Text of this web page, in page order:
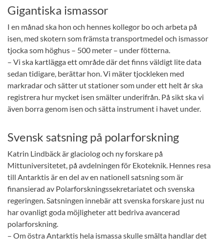
Gigantiska ismassor
I en månad ska hon och hennes kollegor bo och arbeta på
isen, med skotern som främsta transportmedel och ismassor
tjocka som höghus – 500 meter – under fötterna.
– Vi ska kartlägga ett område där det finns väldigt lite data
sedan tidigare, berättar hon. Vi mäter tjockleken med
markradar och sätter ut stationer som under ett helt år ska
registrera hur mycket isen smälter underifrån. På sikt ska vi
även borra genom isen och sätta instrument i havet under.
Svensk satsning på polarforskning
Katrin Lindbäck är glaciolog och ny forskare på
Mittuniversitetet, på avdelningen för Ekoteknik. Hennes resa
till Antarktis är en del av en nationell satsning som är
finansierad av Polarforskningssekretariatet och svenska
regeringen. Satsningen innebär att svenska forskare just nu
har ovanligt goda möjligheter att bedriva avancerad
polarforskning.
– Om östra Antarktis hela ismassa skulle smälta handlar det